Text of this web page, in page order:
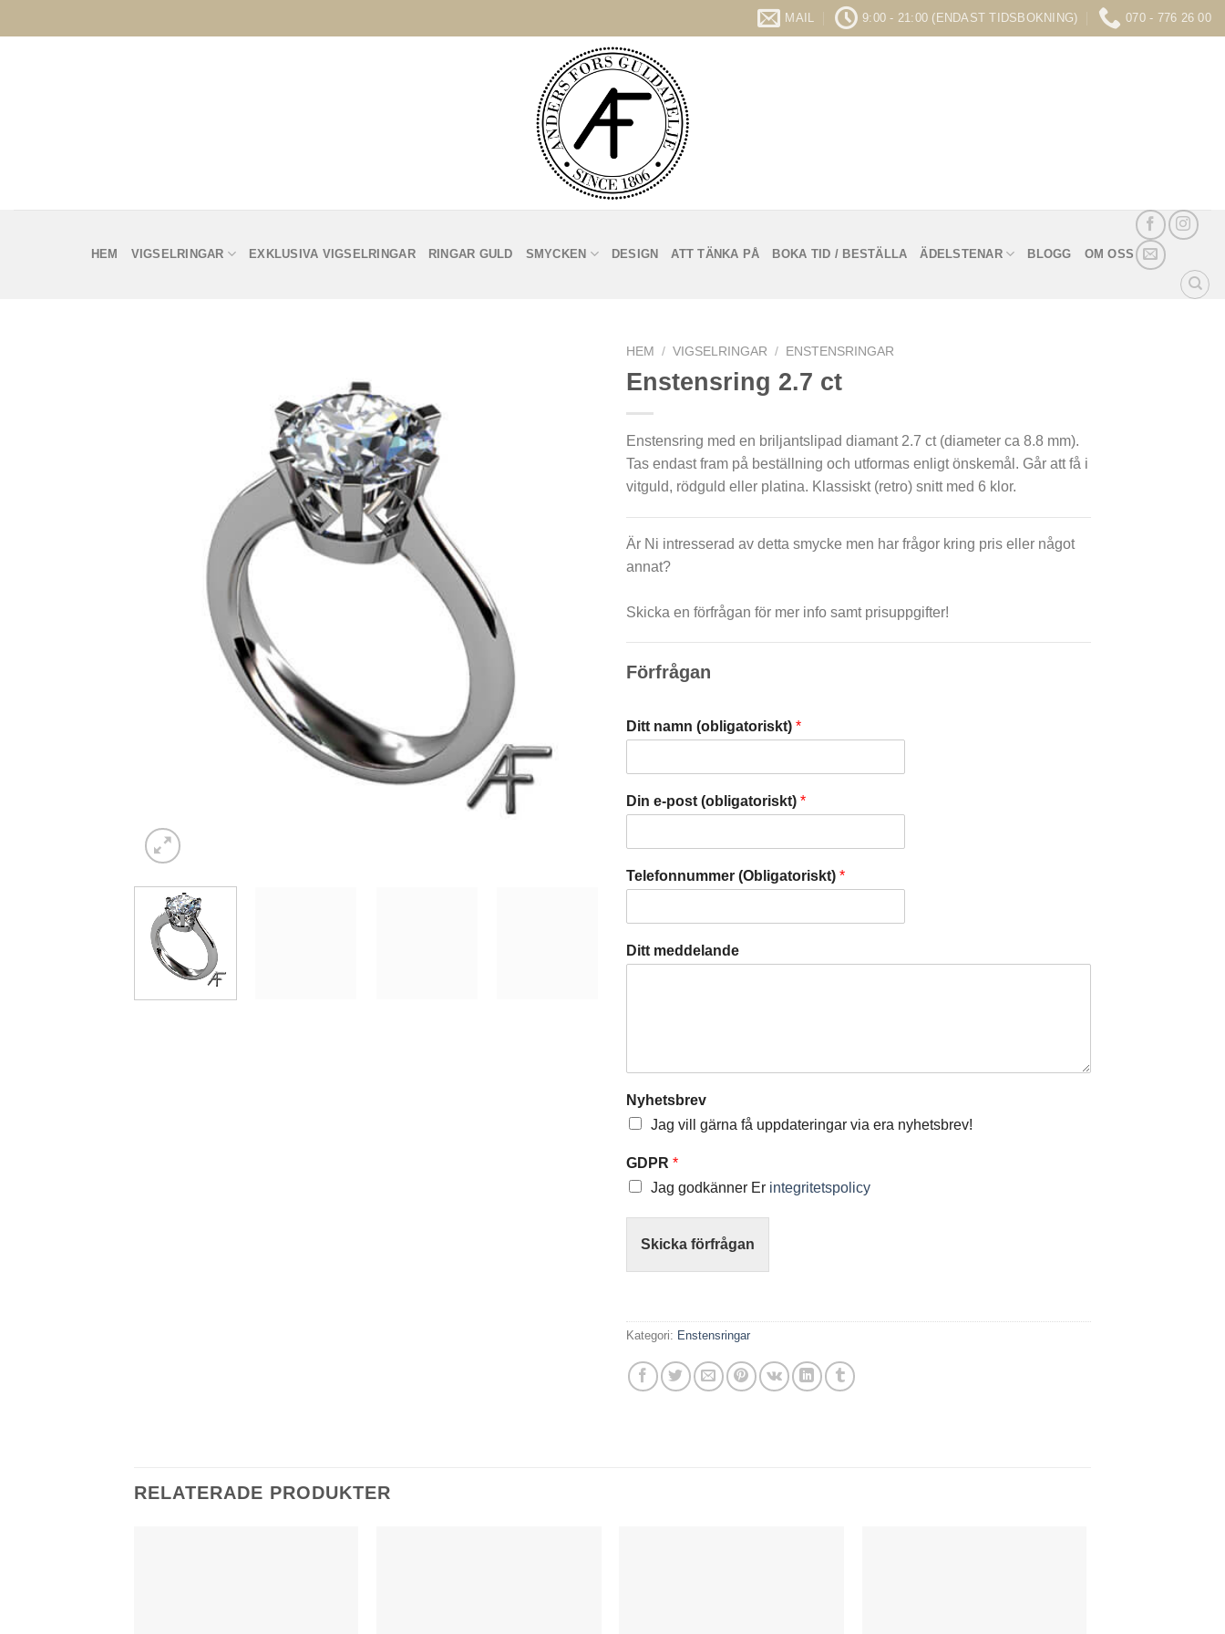
to
MAIL 9:00 - 21:00 (ENDAST TIDSBOKNING) 070 - 776 26 00
HEM VIGSELRINGAR EXKLUSIVA VIGSELRINGAR RINGAR GULD SMYCKEN DESIGN ATT TÄNKA PÅ BOKA TID / BESTÄLLA ÄDELSTENAR BLOGG OM OSS
HEM / VIGSELRINGAR / ENSTENSRINGAR
Enstensring 2.7 ct
Enstensring med en briljantslipad diamant 2.7 ct (diameter ca 8.8 mm).
Tas endast fram på beställning och utformas enligt önskemål. Går att få i
vitguld, rödguld eller platina. Klassiskt (retro) snitt med 6 klor.
Är Ni intresserad av detta smycke men har frågor kring pris eller något
annat?
Skicka en förfrågan för mer info samt prisuppgifter!
Förfrågan
Ditt namn (obligatoriskt) *
Din e-post (obligatoriskt) *
Telefonnummer (Obligatoriskt) *
Ditt meddelande
Nyhetsbrev
Jag vill gärna få uppdateringar via era nyhetsbrev!
GDPR *
Jag godkänner Er integritetspolicy
Skicka förfrågan
Kategori: Enstensringar
RELATERADE PRODUKTER